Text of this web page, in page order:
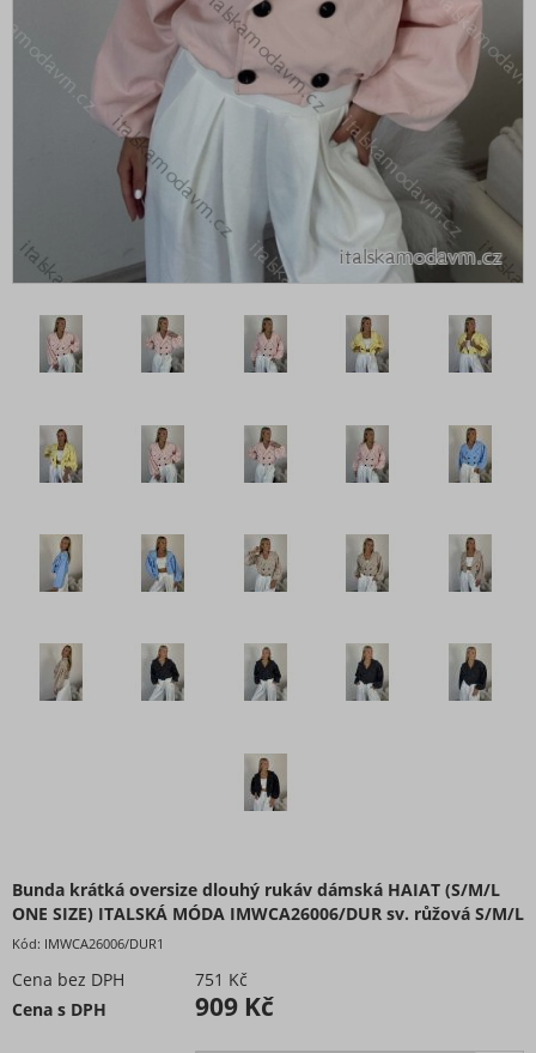
Kalhoty a džíny
Košile a halenky
Kraťasy a šortky
Mikiny a cardigany
Noční prádlo
Soupravy a overaly
Spodní a punčochové prádlo
Svetry a cardigany
Šaty
Tepláky a legíny
Topy, trička, tuniky a tílka
Plavky
Vogue kolekce oblečení
Extravagantní móda
Proužkovaná kolekce oblečení
Overaly
Nadměrné velikosti
Bunda krátká oversize dlouhý rukáv dámská HAIAT (S/M/L
ONE SIZE) ITALSKÁ MÓDA IMWCA26006/DUR sv. růžová S/M/L
Kód: IMWCA26006/DUR1
Cena bez DPH
751 Kč
Cena s DPH
909 Kč